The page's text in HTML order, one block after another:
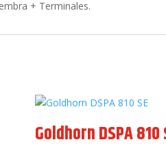
+ Terminales.
Goldhorn DSPA 810